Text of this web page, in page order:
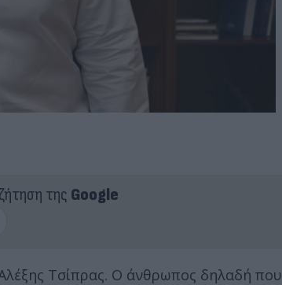
της Google
Αλέξης Τσίπρας. Ο άνθρωπος δηλαδή που